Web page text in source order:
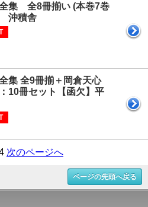
集 全8冊揃い (本巻7巻
沖積舎
集 全9冊揃＋岡倉天心
10冊セット【函欠】平
次のページへ
ページの先頭へ戻る